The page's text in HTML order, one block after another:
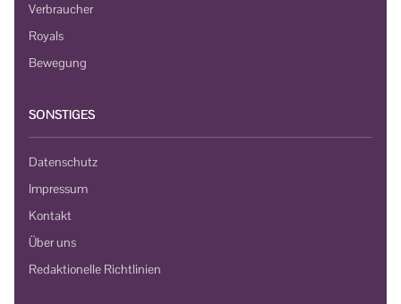
Verbraucher
Royals
Bewegung
SONSTIGES
Datenschutz
Impressum
Kontakt
Über uns
Redaktionelle Richtlinien